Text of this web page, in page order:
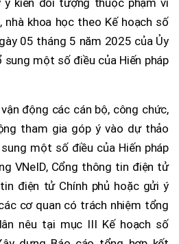
nhà khoa học theo Kế hoạch số
05 tháng 5 năm 2025 của Ủy
sung một số điều của Hiến pháp
động các cán bộ, công chức,
tham gia góp ý vào dự thảo
một số điều của Hiến pháp
VNeID, Cổng thông tin điện tử
điện tử Chính phủ hoặc gửi ý
cơ quan có trách nhiệm tổng
nêu tại mục III Kế hoạch số